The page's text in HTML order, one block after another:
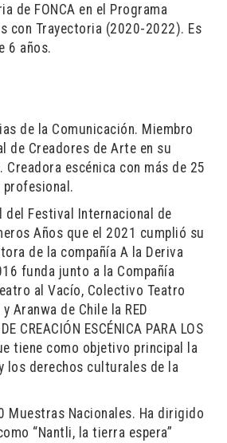
de FONCA en el Programa
con Trayectoria (2020-2022). Es
6 años.
de la Comunicación. Miembro
de Creadores de Arte en su
escénica con más de 25
profesional.
del Festival Internacional de
Años que el 2021 cumplió su
de la compañía A la Deriva
funda junto a la Compañía
al Vacío, Colectivo Teatro
Aranwa de Chile la RED
CREACIÓN ESCÉNICA PARA LOS
tiene como objetivo principal la
los derechos culturales de la
Muestras Nacionales. Ha dirigido
“Nantli, la tierra espera”